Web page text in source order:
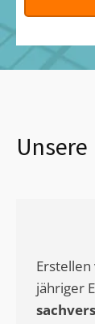
Erstellen
jähriger